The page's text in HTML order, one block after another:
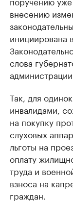
внесению
инициирована
слова
Так, для
инвалидами,
на покупку
слуховых
льготы на
оплату
труда и
взноса на
граждан.